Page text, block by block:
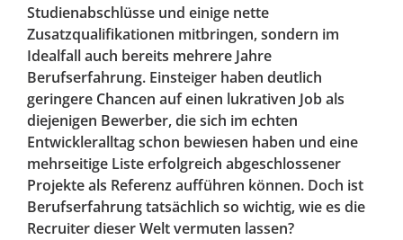
Studienabschlüsse und einige nette
Zusatzqualifikationen mitbringen, sondern im
Idealfall auch bereits mehrere Jahre
Berufserfahrung. Einsteiger haben deutlich
geringere Chancen auf einen lukrativen Job als
diejenigen Bewerber, die sich im echten
Entwickleralltag schon bewiesen haben und eine
mehrseitige Liste erfolgreich abgeschlossener
Projekte als Referenz aufführen können. Doch ist
Berufserfahrung tatsächlich so wichtig, wie es die
Recruiter dieser Welt vermuten lassen?